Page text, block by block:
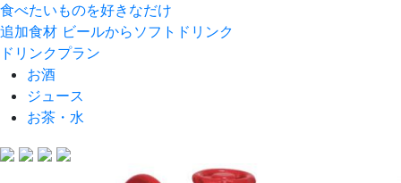
食べたいものを好きなだけ
追加食材 ビールからソフトドリンク
ドリンクプラン
お酒
ジュース
お茶・水